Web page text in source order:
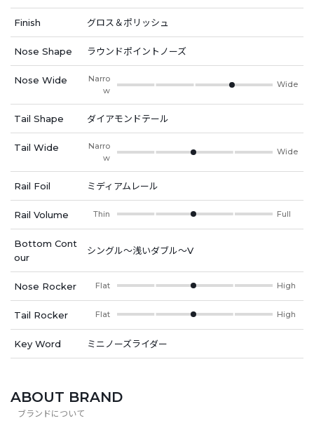
Finish グロス＆ポリッシュ
Nose Shape ラウンドポイントノーズ
Nose Wide
Narro
w
Wide
Tail Shape ダイアモンドテール
Tail Wide
Narro
w
Wide
Rail Foil ミディアムレール
Rail Volume Thin Full
Bottom Cont
our
シングル～浅いダブル～V
Nose Rocker Flat High
Tail Rocker Flat High
Key Word ミニノーズライダー
ABOUT BRAND